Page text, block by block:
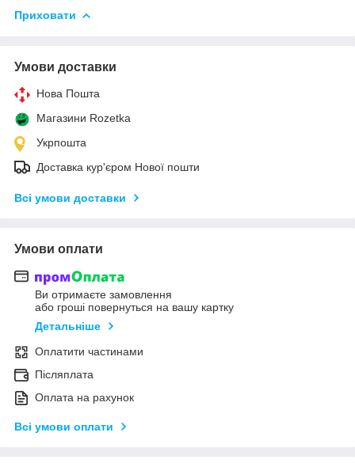
Приховати
Умови доставки
Нова Пошта
Магазини Rozetka
Укрпошта
Доставка кур'єром Нової пошти
Всі умови доставки
Умови оплати
Ви отримаєте замовлення
або гроші повернуться на вашу картку
Детальніше
Оплатити частинами
Післяплата
Оплата на рахунок
Всі умови оплати